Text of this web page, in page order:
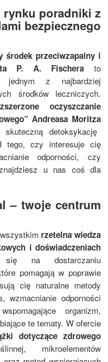
rynku poradniki z
bezpiecznego
środek przeciwzapalny i
P. A. Fischera to
jednym z najbardziej
środków leczniczych.
oczyszczanie
”Andreasa Moritza
detoksykację
tego, czy interesuje cię
odporności, czy
u nas coś dla
– twoje centrum
rzetelna wiedza
i doświadczeniach
na dostarczaniu
pomagają w poprawie
cię naturalne metody
wzmacnianie odporności
organizm,
te tematy. W ofercie
dotyczące zdrowego
mikroelementów